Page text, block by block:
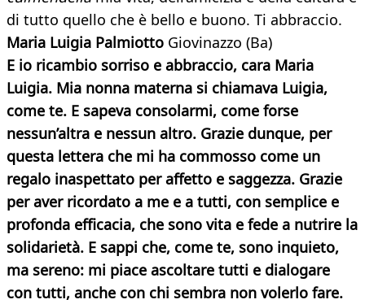
di tutto quello che è bello e buono. Ti abbraccio.
Maria Luigia Palmiotto Giovinazzo (Ba)
E io ricambio sorriso e abbraccio, cara Maria
Luigia. Mia nonna materna si chiamava Luigia,
come te. E sapeva consolarmi, come forse
nessun’altra e nessun altro. Grazie dunque, per
questa lettera che mi ha commosso come un
regalo inaspettato per affetto e saggezza. Grazie
per aver ricordato a me e a tutti, con semplice e
profonda efficacia, che sono vita e fede a nutrire la
solidarietà. E sappi che, come te, sono inquieto,
ma sereno: mi piace ascoltare tutti e dialogare
con tutti, anche con chi sembra non volerlo fare.